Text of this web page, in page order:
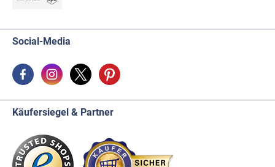
Social-Media
Käufersiegel & Partner